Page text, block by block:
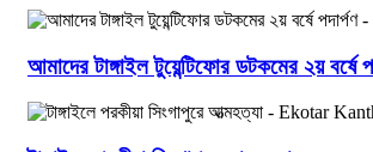
আমাদের টাঙ্গাইল টুয়েন্টিফোর ডটকমের ২য় বর্ষে